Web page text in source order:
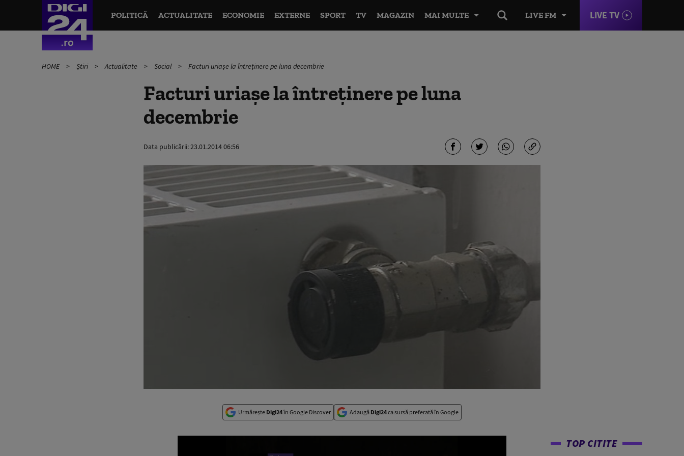
LIVE FM LIVE TV
POLITICĂ ACTUALITATE ECONOMIE EXTERNE SPORT TV MAGAZIN MAI MULTE
HOME Știri Actualitate Social Facturi uriaşe la întreţinere pe luna decembrie
Facturi uriaşe la întreţinere pe luna
decembrie
Data publicării:23.01.2014 06:56
Urmărește Digi24în Google Discover Adaugă Digi24ca sursă preferată în Google
TOP CITITE